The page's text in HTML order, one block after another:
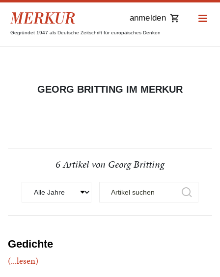
Gegründet 1947 als Deutsche Zeitschrift für europäisches Denken
anmelden
GEORG BRITTING IM MERKUR
6 Artikel von Georg Britting
Gedichte
(...lesen)